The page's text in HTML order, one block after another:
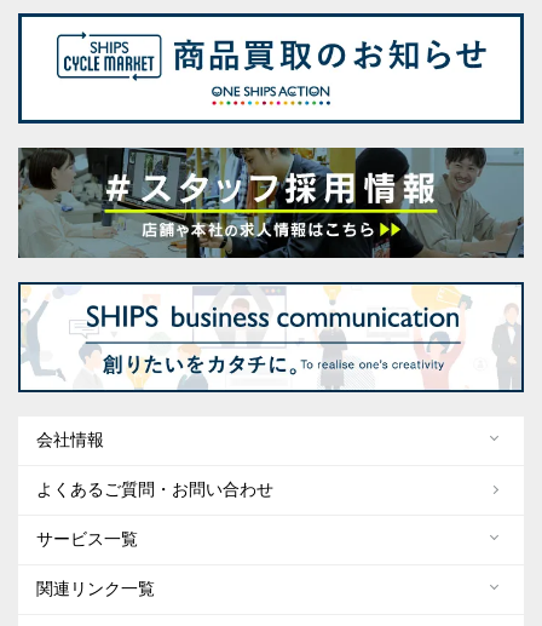
会社情報
よくあるご質問・お問い合わせ
サービス一覧
関連リンク一覧